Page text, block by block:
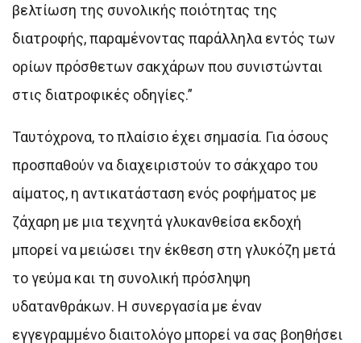
βελτίωση της συνολικής ποιότητας της
διατροφής, παραμένοντας παράλληλα εντός των
ορίων πρόσθετων σακχάρων που συνιστώνται
στις διατροφικές οδηγίες.”
Ταυτόχρονα, το πλαίσιο έχει σημασία. Για όσους
προσπαθούν να διαχειριστούν το σάκχαρο του
αίματος, η αντικατάσταση ενός ροφήματος με
ζάχαρη με μια τεχνητά γλυκανθείσα εκδοχή
μπορεί να μειώσει την έκθεση στη γλυκόζη μετά
το γεύμα και τη συνολική πρόσληψη
υδατανθράκων. Η συνεργασία με έναν
εγγεγραμμένο διαιτολόγο μπορεί να σας βοηθήσει